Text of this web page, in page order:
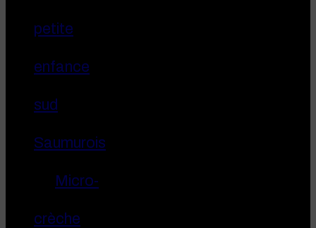
petite
enfance
sud
Saumurois
Micro-
crèche